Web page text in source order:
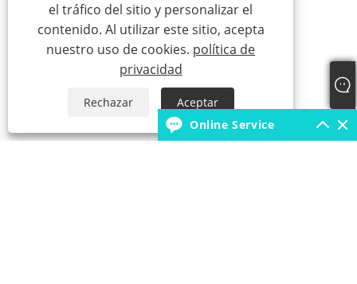
el tráfico del sitio y personalizar el
contenido. Al utilizar este sitio, acepta
nuestro uso de cookies. política de
privacidad
Rechazar
Aceptar
Online Service